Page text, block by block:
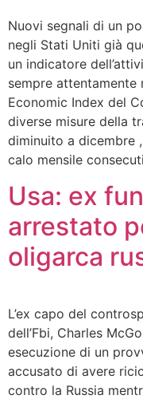
Nuovi segnali di un
negli Stati Uniti già
un indicatore
sempre attentamente
Economic Index del
diverse misure della
diminuito a dicembre
calo mensile
Usa: ex
arrestato
oligarca
L’ex capo del
dell’Fbi, Charles
esecuzione di un
accusato di avere
contro la Russia